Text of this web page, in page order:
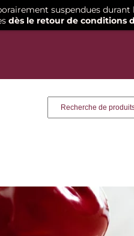
suspendues durant
dès le retour de conditions